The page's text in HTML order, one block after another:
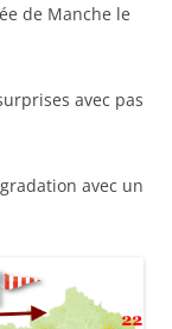
de Manche le
avec pas
avec un